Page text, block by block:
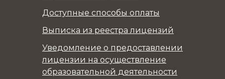
Уведомление о предоставлении
лицензии на осуществление
образовательной деятельности
Выписка из реестра лицензий
Доступные способы оплаты